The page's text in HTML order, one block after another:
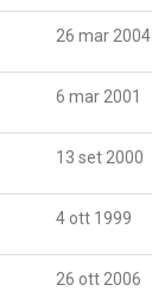
26 mar 2004
6 mar 2001
13 set 2000
4 ott 1999
26 ott 2006